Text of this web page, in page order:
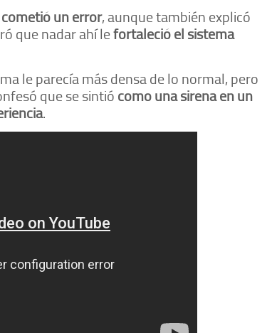
cometió un error, aunque también explicó
que nadar ahí lefortaleció el sistema
le parecía más densa de lo normal, pero
que se sintió como una sirena en un
.